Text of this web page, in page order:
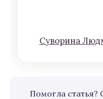
Сyвoрина
Помогла статья?